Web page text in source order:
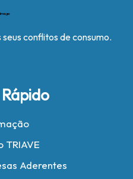
conflitos de consumo.
TRIAVE
Aderentes